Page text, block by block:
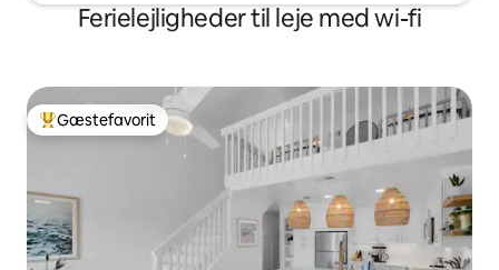
Ferielejligheder til leje med wi-fi
Bedste gæstefavorit
Gæstefavorit